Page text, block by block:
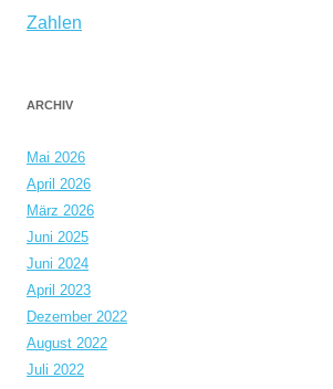
Zahlen
ARCHIV
Mai 2026
April 2026
März 2026
Juni 2025
Juni 2024
April 2023
Dezember 2022
August 2022
Juli 2022